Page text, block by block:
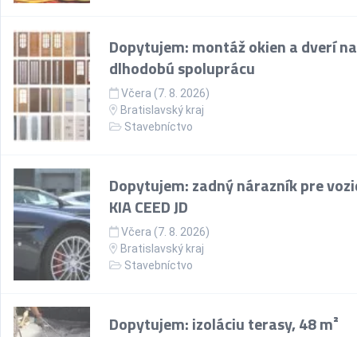
Dopytujem: montáž okien a dverí na
dlhodobú spoluprácu
Včera (7. 8. 2026)
Bratislavský kraj
Stavebníctvo
Dopytujem: zadný nárazník pre
KIA CEED JD
Včera (7. 8. 2026)
Bratislavský kraj
Stavebníctvo
Dopytujem: izoláciu terasy, 48 m²